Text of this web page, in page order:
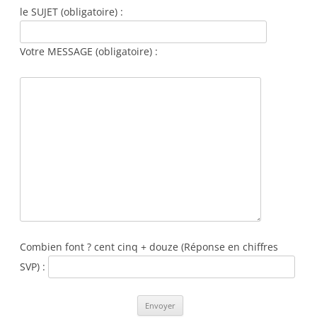
le SUJET (obligatoire) :
Votre MESSAGE (obligatoire) :
Combien font ? cent cinq + douze (Réponse en chiffres
SVP) :